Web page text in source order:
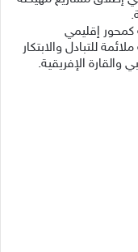
كمحور إقليمي
للتبادل والابتكار
والقارة الإفريقية.